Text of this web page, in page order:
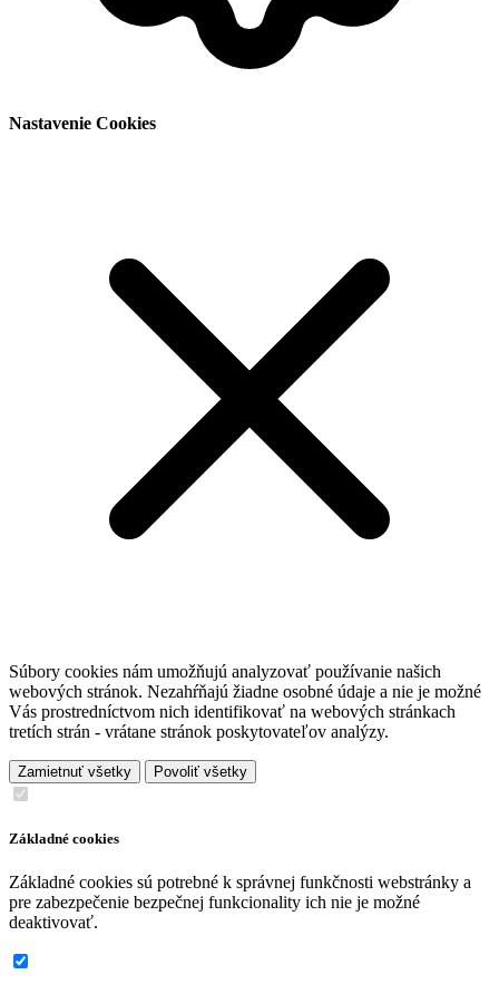
Nastavenie Cookies
Súbory cookies nám umožňujú analyzovať používanie našich
webových stránok. Nezahŕňajú žiadne osobné údaje a nie je možné
Vás prostredníctvom nich identifikovať na webových stránkach
tretích strán - vrátane stránok poskytovateľov analýzy.
Zamietnuť všetky Povoliť všetky
Základné cookies
Základné cookies sú potrebné k správnej funkčnosti webstránky a
pre zabezpečenie bezpečnej funkcionality ich nie je možné
deaktivovať.